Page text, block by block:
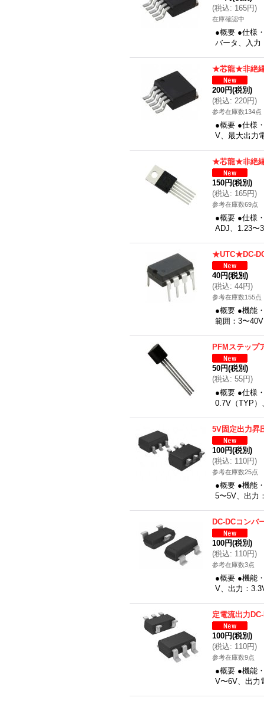
(税込: 165円)
在庫確認中
●概要 ●仕様
バータ、入力
★芯龍★非絶縁
200円(税別)
(税込: 220円)
参考在庫数134点
●概要 ●仕様
V、最大出力
★芯龍★非絶縁
150円(税別)
(税込: 165円)
参考在庫数69点
●概要 ●仕様
ADJ、1.23〜
★UTC★DC-
40円(税別)
(税込: 44円)
参考在庫数155点
●概要 ●機能
範囲：3〜
PFMステップ
50円(税別)
(税込: 55円)
●概要 ●仕様
0.7V（TYP
5V固定出力昇
100円(税別)
(税込: 110円)
参考在庫数25点
●概要 ●機能
5〜5V、出力
DC-DCコンバ
100円(税別)
(税込: 110円)
参考在庫数3点
●概要 ●機能
V、出力：
定電流出力
100円(税別)
(税込: 110円)
参考在庫数9点
●概要 ●機能
V〜6V、出力